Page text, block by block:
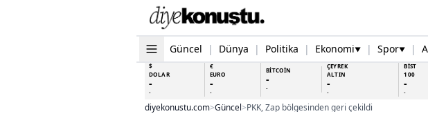
Güncel | Dünya | Politika | Ekonomi▼ | Spor▼ |
$
DOLAR
-
-
€
EURO
-
-
BİTCOİN
-
-
ÇEYREK
ALTIN
-
-
BİST
100
-
-
diyekonustu.com>Güncel>PKK, Zap bölgesinden geri çekildi